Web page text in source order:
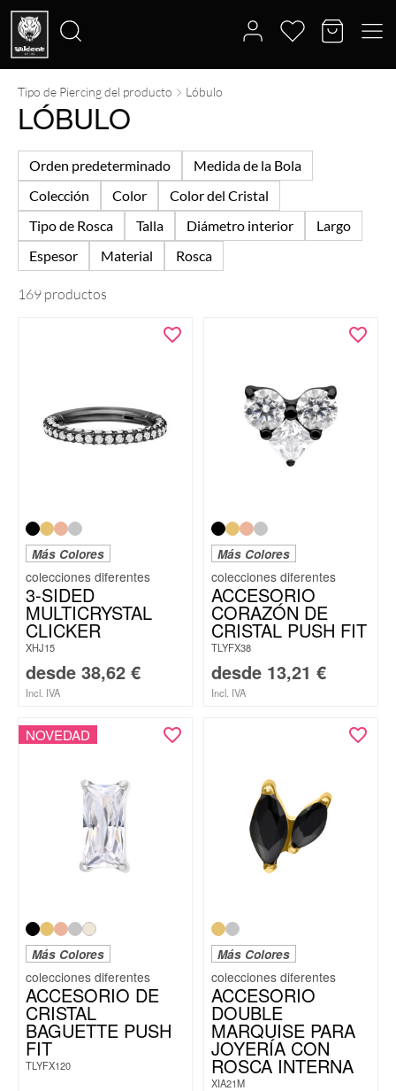
Buscar
Tipo de Piercing del producto Lóbulo
LÓBULO
Orden predeterminado
Medida de la Bola
Colección
Color
Color del Cristal
Tipo de Rosca
Talla Diámetro interior
Largo
Espesor
Material Rosca
169 productos
Más Colores
3-SIDED
MULTICRYSTAL
CLICKER
XHJ15
desde 38,62 €
Incl. IVA
Más Colores
ACCESORIO
CORAZÓN DE
CRISTAL PUSH FIT
TLYFX38
desde 13,21 €
Incl. IVA
NOVEDAD
Más Colores
ACCESORIO DE
CRISTAL
BAGUETTE PUSH
FIT
TLYFX120
Más Colores
ACCESORIO
DOUBLE
MARQUISE PARA
JOYERÍA CON
ROSCA INTERNA
XIA21M